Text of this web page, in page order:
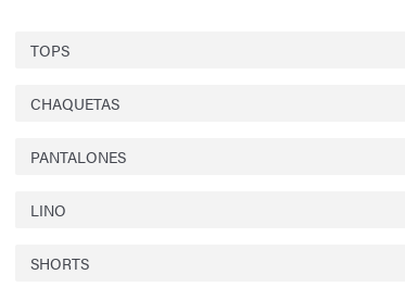
TOPS
CHAQUETAS
PANTALONES
LINO
SHORTS